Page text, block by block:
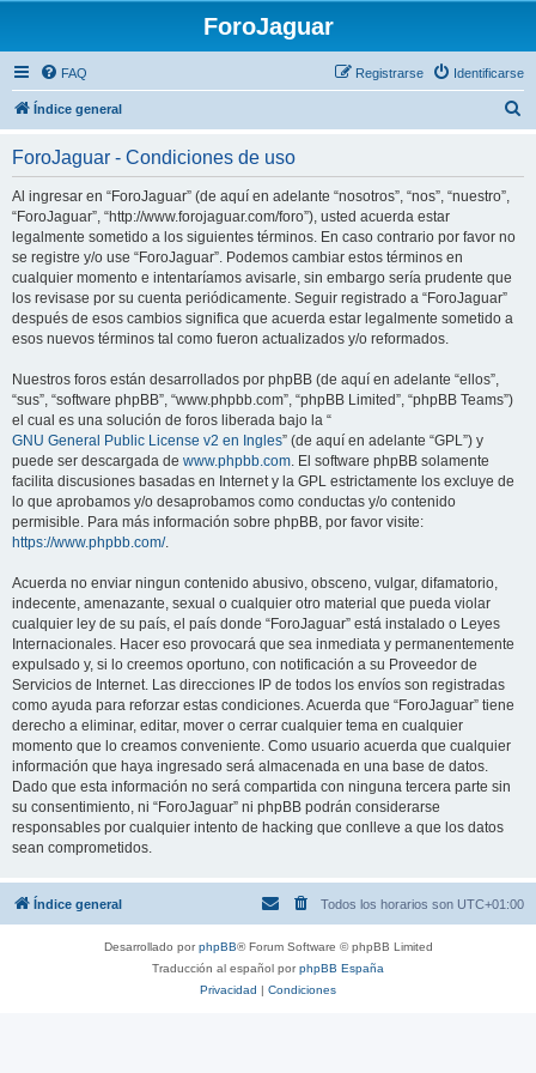
ForoJaguar
FAQ Identificarse
Registrarse
Índice general
ForoJaguar - Condiciones de uso
Al ingresar en “ForoJaguar” (de aquí en adelante “nosotros”, “nos”, “nuestro”,
“ForoJaguar”, “http://www.forojaguar.com/foro”), usted acuerda estar
legalmente sometido a los siguientes términos. En caso contrario por favor no
se registre y/o use “ForoJaguar”. Podemos cambiar estos términos en
cualquier momento e intentaríamos avisarle, sin embargo sería prudente que
los revisase por su cuenta periódicamente. Seguir registrado a “ForoJaguar”
después de esos cambios significa que acuerda estar legalmente sometido a
esos nuevos términos tal como fueron actualizados y/o reformados.
Nuestros foros están desarrollados por phpBB (de aquí en adelante “ellos”,
“sus”, “software phpBB”, “www.phpbb.com”, “phpBB Limited”, “phpBB Teams”)
el cual es una solución de foros liberada bajo la “
GNU General Public License v2 en Ingles” (de aquí en adelante “GPL”) y
puede ser descargada de www.phpbb.com. El software phpBB solamente
facilita discusiones basadas en Internet y la GPL estrictamente los excluye de
lo que aprobamos y/o desaprobamos como conductas y/o contenido
permisible. Para más información sobre phpBB, por favor visite:
https://www.phpbb.com/.
Acuerda no enviar ningun contenido abusivo, obsceno, vulgar, difamatorio,
indecente, amenazante, sexual o cualquier otro material que pueda violar
cualquier ley de su país, el país donde “ForoJaguar” está instalado o Leyes
Internacionales. Hacer eso provocará que sea inmediata y permanentemente
expulsado y, si lo creemos oportuno, con notificación a su Proveedor de
Servicios de Internet. Las direcciones IP de todos los envíos son registradas
como ayuda para reforzar estas condiciones. Acuerda que “ForoJaguar” tiene
derecho a eliminar, editar, mover o cerrar cualquier tema en cualquier
momento que lo creamos conveniente. Como usuario acuerda que cualquier
información que haya ingresado será almacenada en una base de datos.
Dado que esta información no será compartida con ninguna tercera parte sin
su consentimiento, ni “ForoJaguar” ni phpBB podrán considerarse
responsables por cualquier intento de hacking que conlleve a que los datos
sean comprometidos.
Índice general Todos los horarios son UTC+01:00
Desarrollado porphpBB® Forum Software © phpBB Limited
Traducción al español porphpBB España
Privacidad | Condiciones